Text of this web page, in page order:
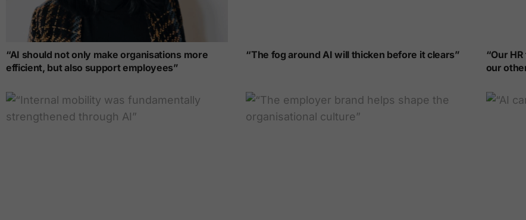
“AI should not only make organisations more
efficient, but also support employees”
“The fog around AI will thicken before it clears”
“Our
our